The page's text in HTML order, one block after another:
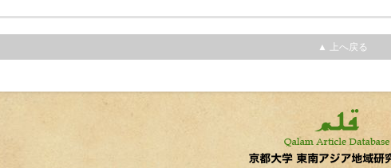
▲ 上へ戻る